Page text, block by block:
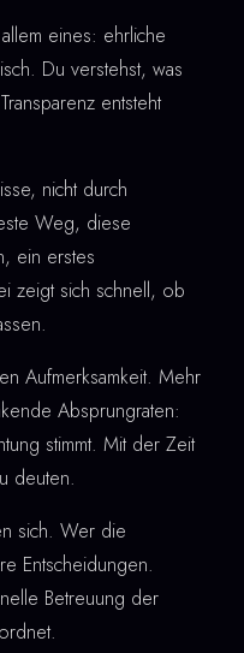
eines: ehrliche
Du verstehst, was
entsteht
nicht durch
Weg, diese
ein erstes
zeigt sich schnell, ob
Aufmerksamkeit. Mehr
Absprungraten:
stimmt. Mit der Zeit
deuten.
sich. Wer die
Entscheidungen.
Betreuung der